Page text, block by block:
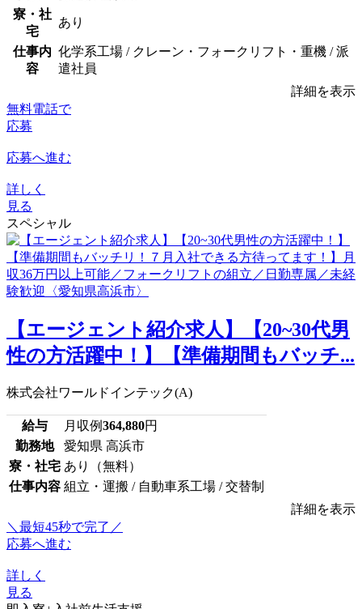
寮・社
宅
あり
仕事内
容
化学系工場 / クレーン・フォークリフト・重機 / 派
遣社員
詳細を表示
無料電話で
応募
応募へ進む
詳しく
見る
スペシャル
【エージェント紹介求人】【20~30代男
性の方活躍中！】【準備期間もバッチ...
株式会社ワールドインテック(A)
給与 月収例364,880円
勤務地
愛知県 高浜市
寮・社宅 あり（無料）
仕事内容 組立・運搬 / 自動車系工場 / 交替制
詳細を表示
＼最短45秒で完了／
応募へ進む
詳しく
見る